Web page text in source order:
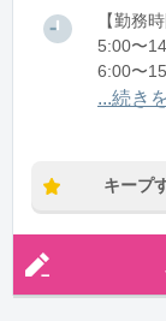
【勤務
5:00〜
6:00〜
7:00〜
※残業
...続き
キープ